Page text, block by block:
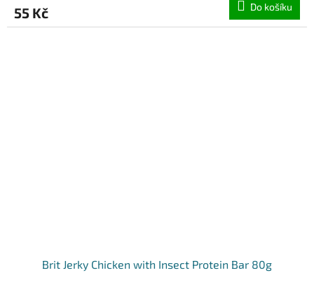
55 Kč Do košíku
Brit Jerky Chicken with Insect Protein Bar 80g